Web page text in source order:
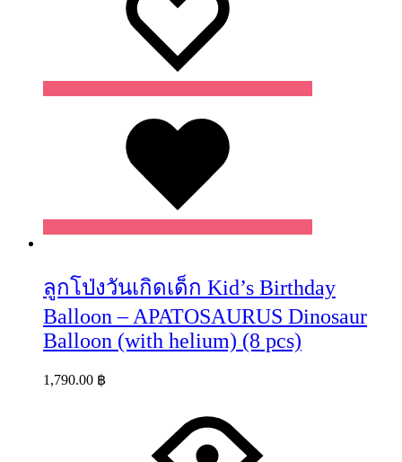
ลูกโป่งวันเกิดเด็ก Kid’s Birthday
Balloon – APATOSAURUS Dinosaur
Balloon (with helium) (8 pcs)
1,790.00 ฿